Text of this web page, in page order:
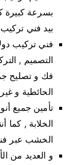
بسرعة كبيرة
بيد فني تركيب
فني تركيب
التصميم ,
فك و تصليح
الحائطية و
تأمين جميع
الخلابة , كما
الخشب عبر
و العديد من